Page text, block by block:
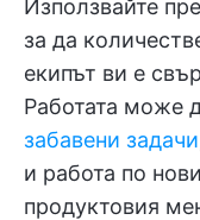
Използвайте
за да
екипът ви е
Работата може
забавени задачи
и работа по
продуктовия